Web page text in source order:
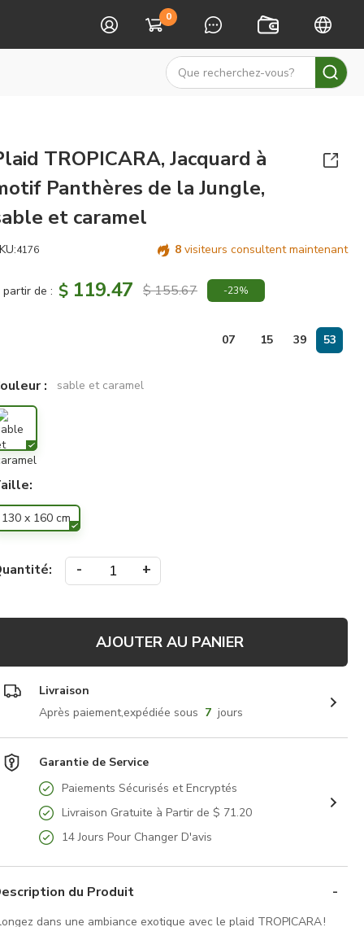
0
TROPICARA, Jacquard à
Panthères de la Jungle,
et caramel
4176 8 visiteurs consultent maintenant
partir de : $ 119.47 $ 155.67 -23%
07 15 39 52
: sable et caramel
130 x 160 cm
- +
AJOUTER AU PANIER
Livraison
Après paiement,expédiée sous 7 jours
Garantie de Service
Paiements Sécurisés et Encryptés
Livraison Gratuite à Partir de $ 71.20
14 Jours Pour Changer D'avis
du Produit
dans une ambiance exotique avec le plaid TROPICARA !